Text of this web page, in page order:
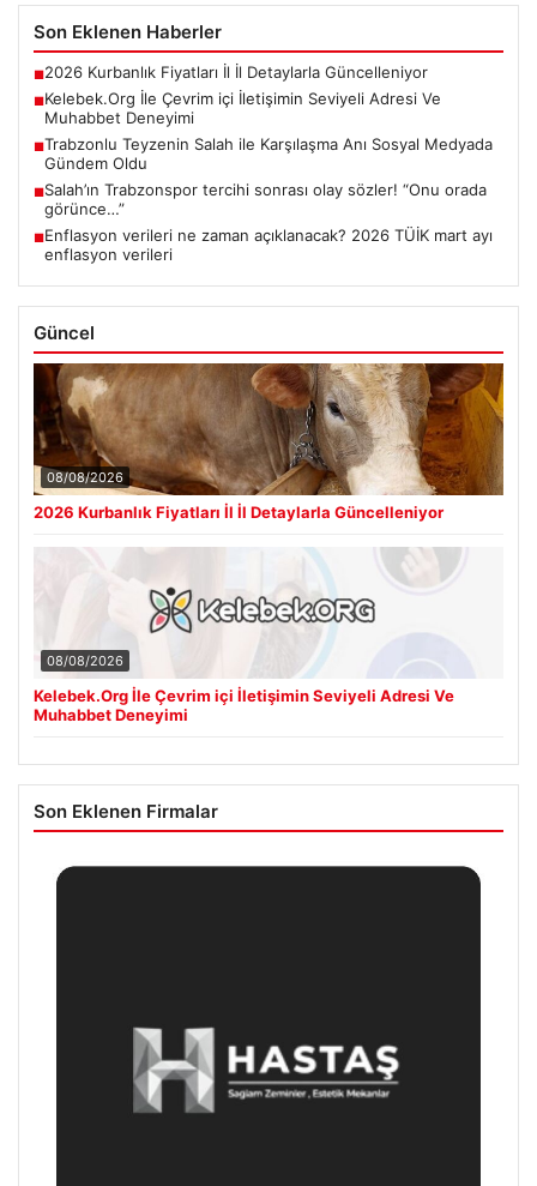
Son Eklenen Haberler
■2026 Kurbanlık Fiyatları İl İl Detaylarla Güncelleniyor
■Kelebek.Org İle Çevrim içi İletişimin Seviyeli Adresi Ve
Muhabbet Deneyimi
■Trabzonlu Teyzenin Salah ile Karşılaşma Anı Sosyal Medyada
Gündem Oldu
■Salah’ın Trabzonspor tercihi sonrası olay sözler! “Onu orada
görünce…”
■Enflasyon verileri ne zaman açıklanacak? 2026 TÜİK mart ayı
enflasyon verileri
Güncel
08/08/2026
2026 Kurbanlık Fiyatları İl İl Detaylarla Güncelleniyor
08/08/2026
Kelebek.Org İle Çevrim içi İletişimin Seviyeli Adresi Ve
Muhabbet Deneyimi
Son Eklenen Firmalar